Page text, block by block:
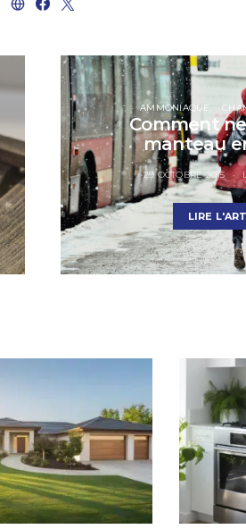
AMMONIAQUE
Comment
manteau
29 OCTOBRE 2015
LIRE